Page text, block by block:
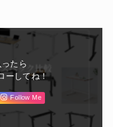
たら
ーしてね！
Follow Me